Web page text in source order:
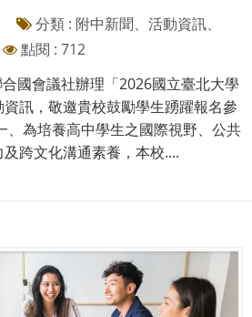
分類 : 附中新聞、活動資訊、
點閱 : 712
國會議社辦理「2026國立臺北大學
訊，敬邀貴校鼓勵學生踴躍報名參
、為培養高中學生之國際視野、公共
跨文化溝通素養，本校....